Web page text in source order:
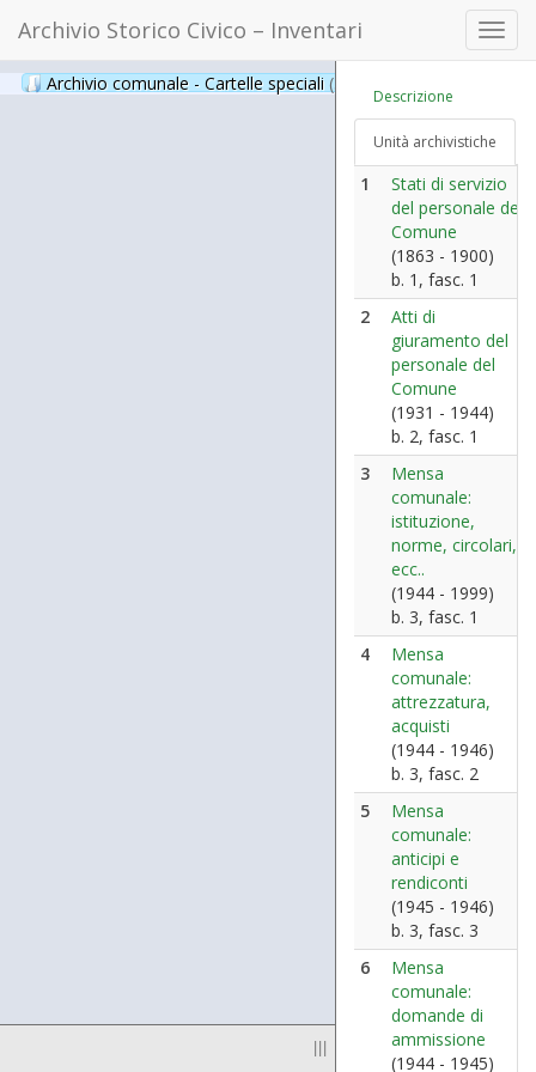
Archivio Storico Civico – Inventari
Archivio comunale - Cartelle speciali (397)
|||
Descrizione
Unità archivistiche
1
Stati di servizio
del personale del
Comune
(1863 - 1900)
b. 1, fasc. 1
2
Atti di
giuramento del
personale del
Comune
(1931 - 1944)
b. 2, fasc. 1
3
Mensa
comunale:
istituzione,
norme, circolari,
ecc..
(1944 - 1999)
b. 3, fasc. 1
4
Mensa
comunale:
attrezzatura,
acquisti
(1944 - 1946)
b. 3, fasc. 2
5
Mensa
comunale:
anticipi e
rendiconti
(1945 - 1946)
b. 3, fasc. 3
6
Mensa
comunale:
domande di
ammissione
(1944 - 1945)